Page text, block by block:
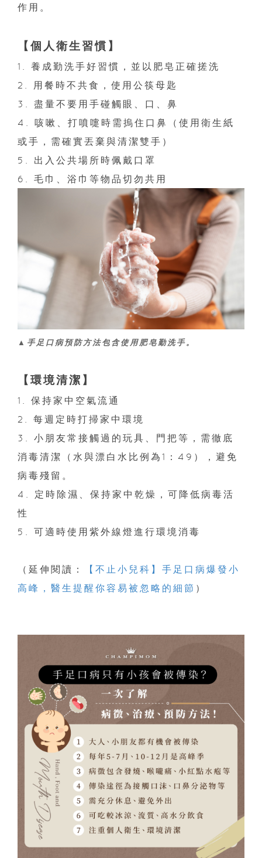
作用。
【個人衛生習慣】
1. 養成勤洗手好習慣，並以肥皂正確搓洗
2. 用餐時不共食，使用公筷母匙
3. 盡量不要用手碰觸眼、口、鼻
4. 咳嗽、打噴嚏時需摀住口鼻（使用衛生紙
或手，需確實丟棄與清潔雙手）
5. 出入公共場所時佩戴口罩
6. 毛巾、浴巾等物品切勿共用
▲手足口病預防方法包含使用肥皂勤洗手。
【環境清潔】
1. 保持家中空氣流通
2. 每週定時打掃家中環境
3. 小朋友常接觸過的玩具、門把等，需徹底
消毒清潔（水與漂白水比例為1：49），避免
病毒殘留。
4. 定時除濕、保持家中乾燥，可降低病毒活
性
5. 可適時使用紫外線燈進行環境消毒
（延伸閱讀：
【不止小兒科】手足口病爆發小
高峰，醫生提醒你容易被忽略的細節 ）